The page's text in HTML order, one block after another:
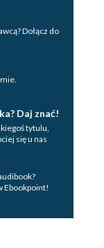
Dołącz do
Daj znać!
tytulu,
się u nas
Ebookpoint!